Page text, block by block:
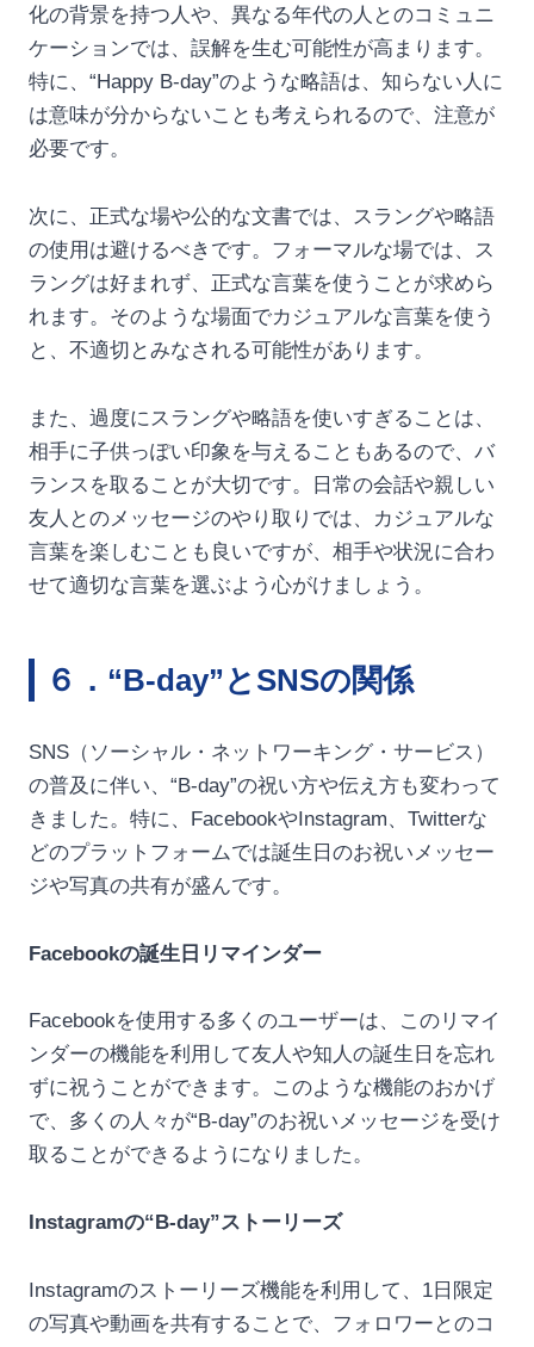
化の背景を持つ人や、異なる年代の人とのコミュニ
ケーションでは、誤解を生む可能性が高まります。
特に、“Happy B-day”のような略語は、知らない人に
は意味が分からないことも考えられるので、注意が
必要です。
次に、正式な場や公的な文書では、スラングや略語
の使用は避けるべきです。フォーマルな場では、ス
ラングは好まれず、正式な言葉を使うことが求めら
れます。そのような場面でカジュアルな言葉を使う
と、不適切とみなされる可能性があります。
また、過度にスラングや略語を使いすぎることは、
相手に子供っぽい印象を与えることもあるので、バ
ランスを取ることが大切です。日常の会話や親しい
友人とのメッセージのやり取りでは、カジュアルな
言葉を楽しむことも良いですが、相手や状況に合わ
せて適切な言葉を選ぶよう心がけましょう。
６．“B-day”とSNSの関係
SNS（ソーシャル・ネットワーキング・サービス）
の普及に伴い、“B-day”の祝い方や伝え方も変わって
きました。特に、FacebookやInstagram、Twitterな
どのプラットフォームでは誕生日のお祝いメッセー
ジや写真の共有が盛んです。
Facebookの誕生日リマインダー
Facebookを使用する多くのユーザーは、このリマイ
ンダーの機能を利用して友人や知人の誕生日を忘れ
ずに祝うことができます。このような機能のおかげ
で、多くの人々が“B-day”のお祝いメッセージを受け
取ることができるようになりました。
Instagramの“B-day”ストーリーズ
Instagramのストーリーズ機能を利用して、1日限定
の写真や動画を共有することで、フォロワーとのコ